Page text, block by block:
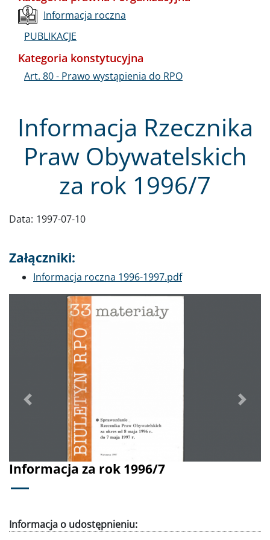
Informacja Rzecznika
Praw Obywatelskich
za rok 1996/7
Data: 1997-07-10
Załączniki:
Dokument
Informacja roczna 1996-1997.pdf
Informacja za rok 1996/7
Poprzednie Dalej
Informacja o udostępnieniu:
Informacja roczna
PUBLIKACJE
Kategoria konstytucyjna
Art. 80 - Prawo wystąpienia do RPO